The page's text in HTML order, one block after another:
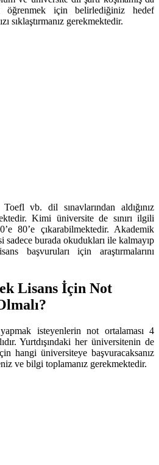
için belirlediğiniz hedef
sıklaştırmanız gerekmektedir.
vb. dil sınavlarından aldığınız
Kimi üniversite de sınırı ilgili
80’e çıkarabilmektedir. Akademik
burada okudukları ile kalmayıp
başvuruları için araştırmalarını
Lisans İçin Not
isteyenlerin not ortalaması 4
Yurtdışındaki her üniversitenin de
hangi üniversiteye başvuracaksanız
ve bilgi toplamanız gerekmektedir.